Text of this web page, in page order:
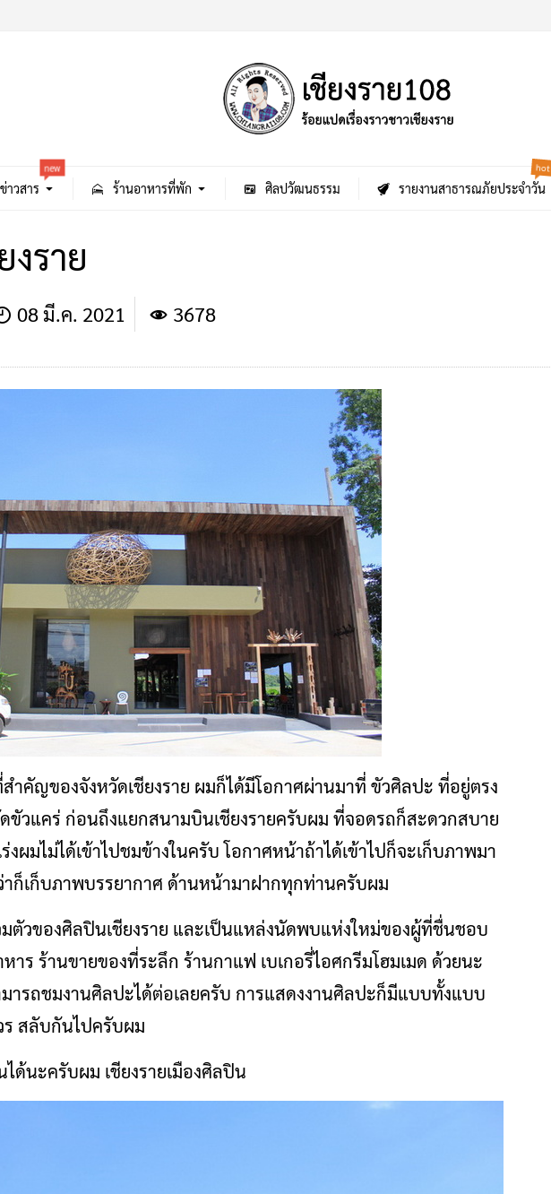
ข่าวสาร
new
ร้านอาหารที่พัก ศิลปวัฒนธรรม รายงานสาธารณภัยประจำวัน
hot
ราย
08 มี.ค. 2021 3678
ำคัญของจังหวัดเชียงราย ผมก็ได้มีโอกาศผ่านมาที่ ขัวศิลปะ ที่อยู่ตรง
ขัวแคร่ ก่อนถึงแยกสนามบินเชียงรายครับผม ที่จอดรถก็สะดวกสบาย
งผมไม่ได้เข้าไปชมข้างในครับ โอกาศหน้าถ้าได้เข้าไปก็จะเก็บภาพมา
ก็เก็บภาพบรรยากาศ ด้านหน้ามาฝากทุกท่านครับผม
ตัวของศิลปินเชียงราย และเป็นแหล่งนัดพบแห่งใหม่ของผู้ที่ชื่นชอบ
าร ร้านขายของที่ระลึก ร้านกาแฟ เบเกอรี่ไอศกรีมโฮมเมด ด้วยนะ
ารถชมงานศิลปะได้ต่อเลยครับ การแสดงงานศิลปะก็มีแบบทั้งแบบ
สลับกันไปครับผม
ได้นะครับผม เชียงรายเมืองศิลปิน